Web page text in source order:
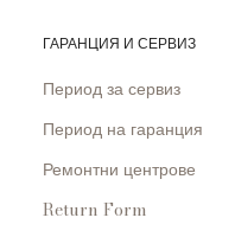
ГАРАНЦИЯ И СЕРВИЗ
Период за сервиз
Период на гаранция
Ремонтни центрове
Return Form